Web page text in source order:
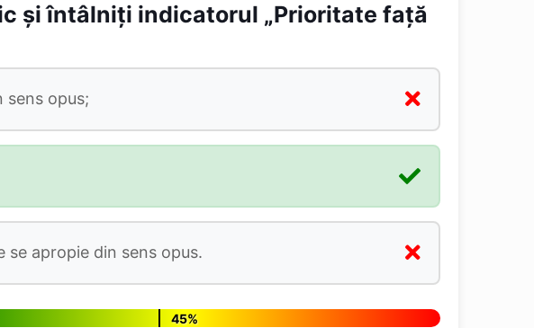
și întâlniți indicatorul „Prioritate față
sens opus;
apropie din sens opus.
45%